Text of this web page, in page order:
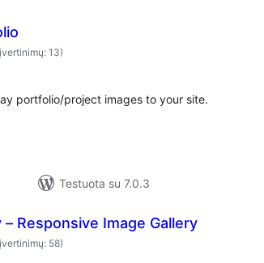
13)
portfolio/project images to your site.
Testuota su 7.0.3
Responsive Image Gallery
58)